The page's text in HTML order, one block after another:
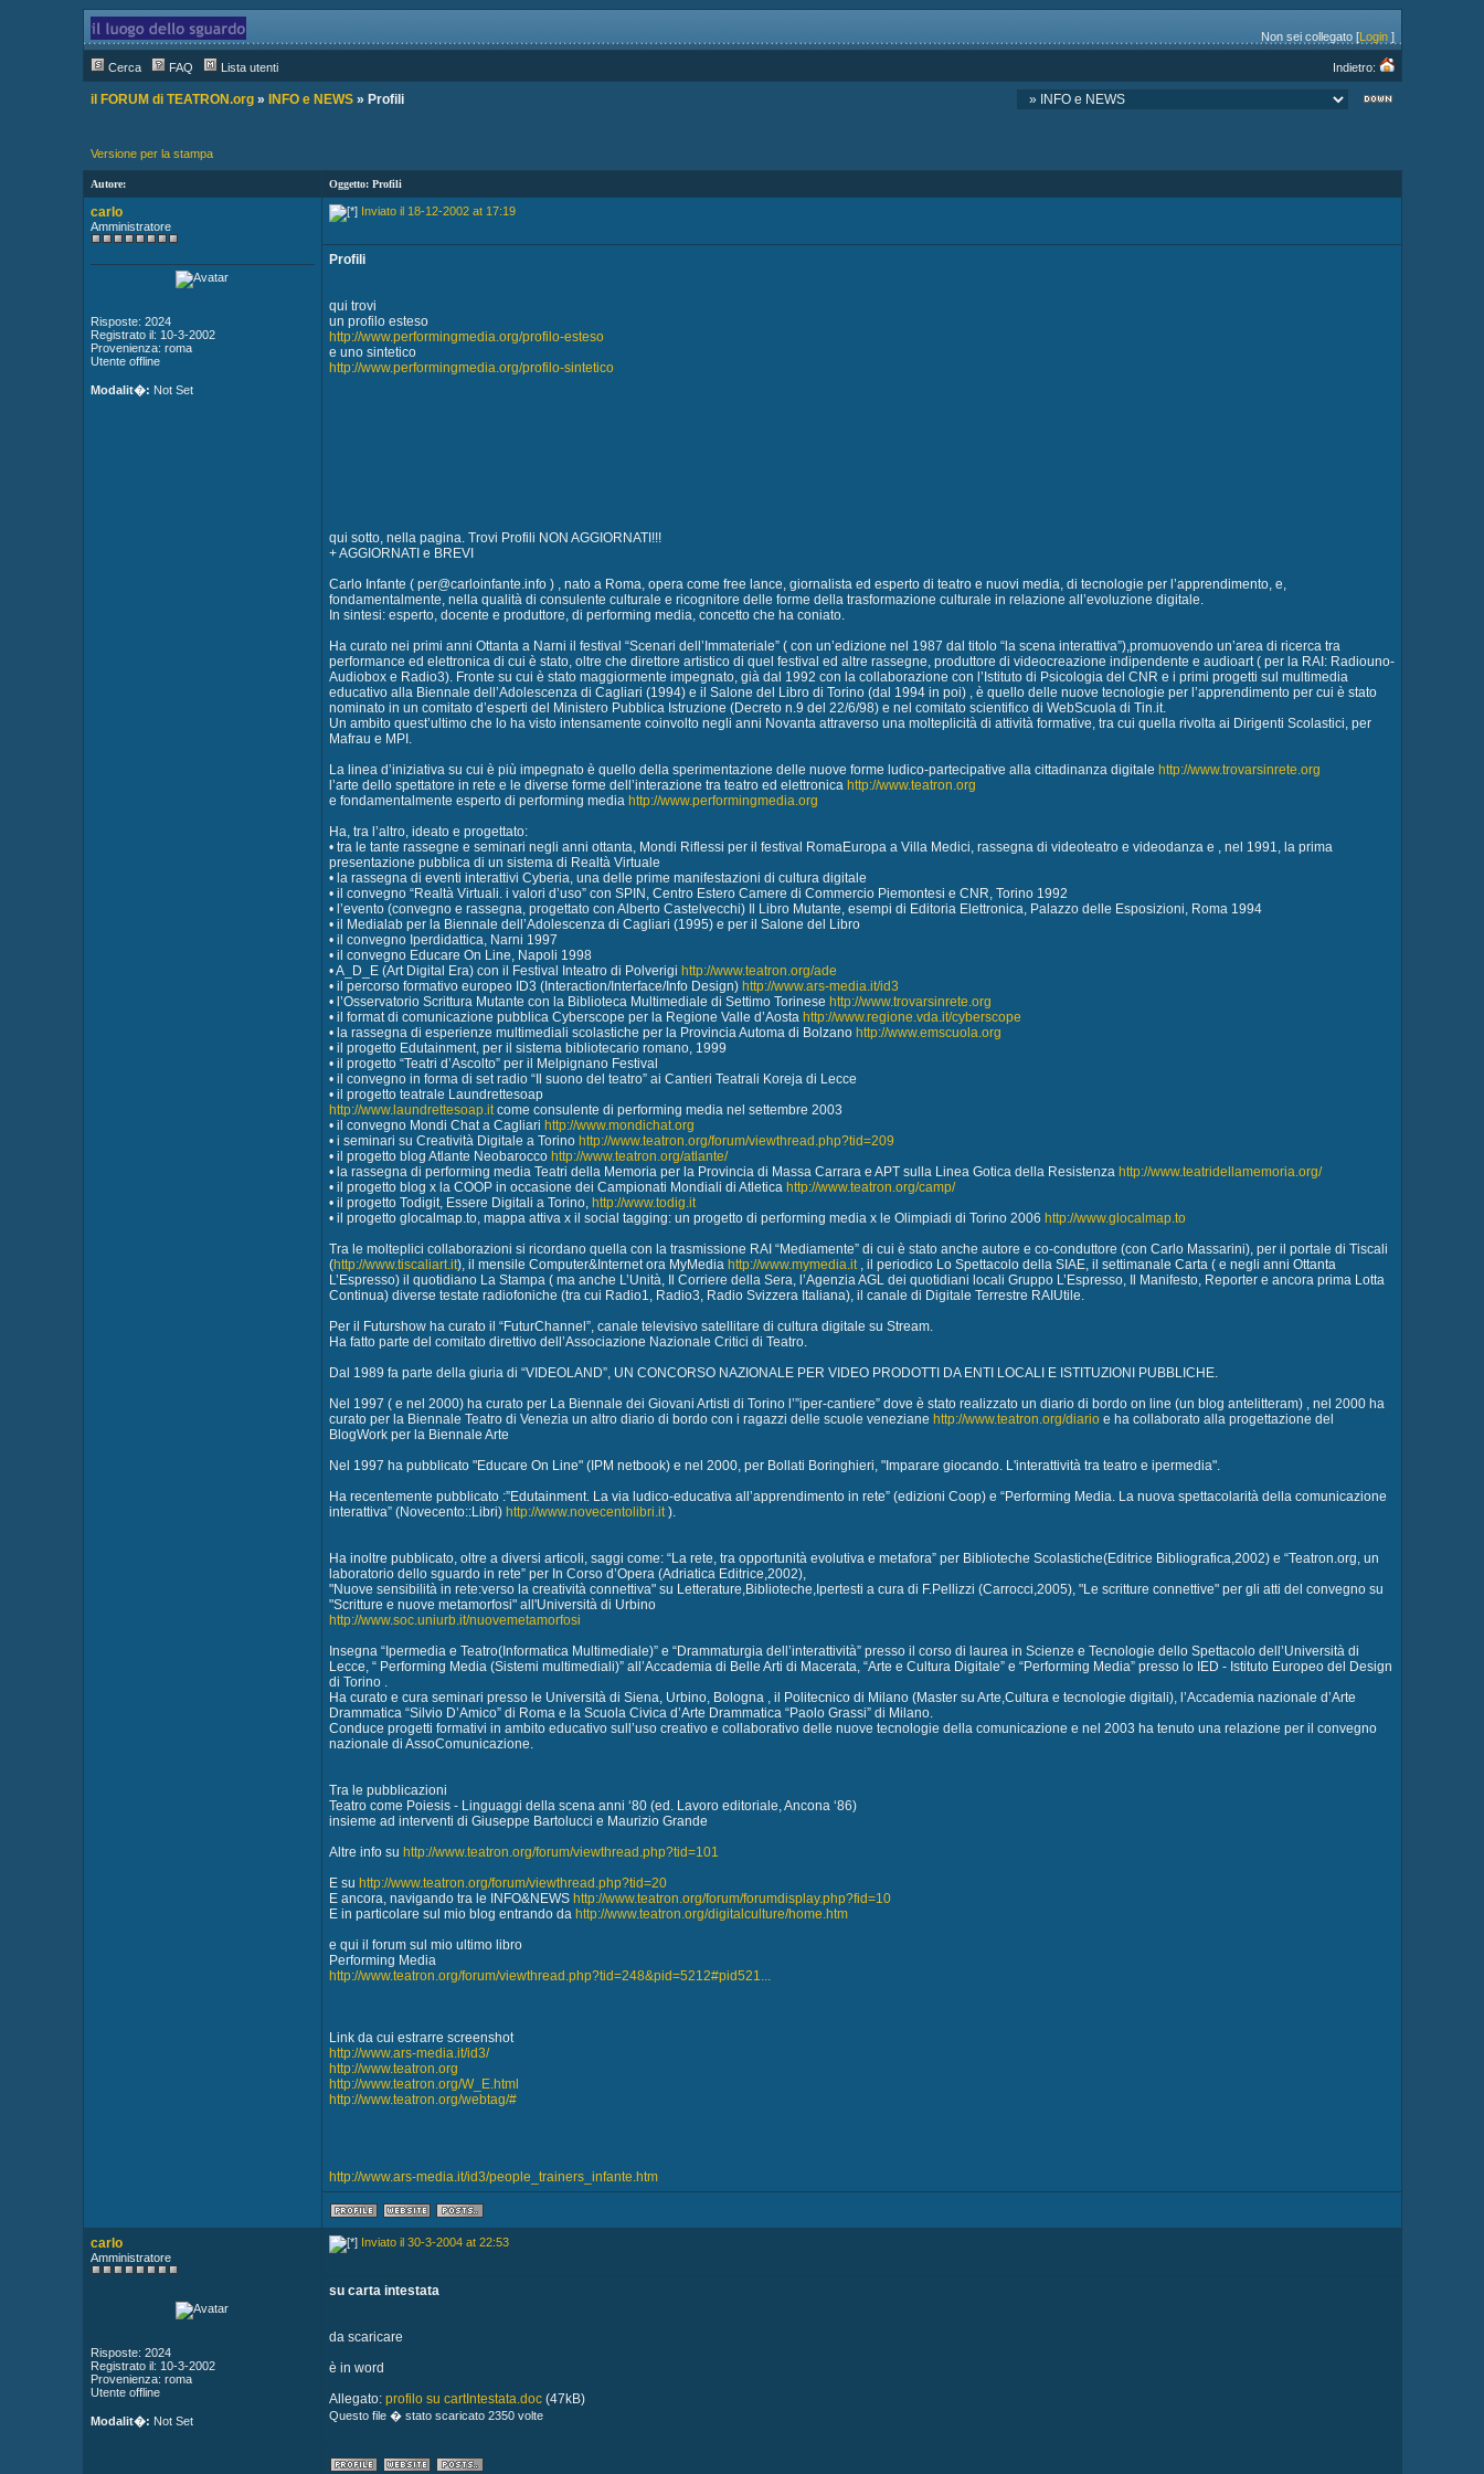
Non sei collegato [Login]
Cerca FAQ Lista utenti Indietro:
il FORUM di TEATRON.org» INFO e NEWS» Profili
Versione per la stampa
Autore: Oggetto: Profili
carlo
Amministratore
Risposte: 2024
Registrato il: 10-3-2002
Provenienza: roma
Utente offline
Modalit�: Not Set
Inviato il 18-12-2002 at 17:19
Profili
qui trovi
un profilo esteso
http://www.performingmedia.org/profilo-esteso
e uno sintetico
http://www.performingmedia.org/profilo-sintetico
qui sotto, nella pagina. Trovi Profili NON AGGIORNATI!!!
+ AGGIORNATI e BREVI
Carlo Infante ( per@carloinfante.info ) , nato a Roma, opera come free lance, giornalista ed esperto di teatro e nuovi media, di tecnologie per l’apprendimento, e,
fondamentalmente, nella qualità di consulente culturale e ricognitore delle forme della trasformazione culturale in relazione all’evoluzione digitale.
In sintesi: esperto, docente e produttore, di performing media, concetto che ha coniato.
Ha curato nei primi anni Ottanta a Narni il festival “Scenari dell’Immateriale” ( con un’edizione nel 1987 dal titolo “la scena interattiva”),promuovendo un’area di ricerca tra
performance ed elettronica di cui è stato, oltre che direttore artistico di quel festival ed altre rassegne, produttore di videocreazione indipendente e audioart ( per la RAI: Radiouno-
Audiobox e Radio3). Fronte su cui è stato maggiormente impegnato, già dal 1992 con la collaborazione con l’Istituto di Psicologia del CNR e i primi progetti sul multimedia
educativo alla Biennale dell’Adolescenza di Cagliari (1994) e il Salone del Libro di Torino (dal 1994 in poi) , è quello delle nuove tecnologie per l’apprendimento per cui è stato
nominato in un comitato d’esperti del Ministero Pubblica Istruzione (Decreto n.9 del 22/6/98) e nel comitato scientifico di WebScuola di Tin.it.
Un ambito quest’ultimo che lo ha visto intensamente coinvolto negli anni Novanta attraverso una molteplicità di attività formative, tra cui quella rivolta ai Dirigenti Scolastici, per
Mafrau e MPI.
La linea d’iniziativa su cui è più impegnato è quello della sperimentazione delle nuove forme ludico-partecipative alla cittadinanza digitale http://www.trovarsinrete.org
l’arte dello spettatore in rete e le diverse forme dell’interazione tra teatro ed elettronica http://www.teatron.org
e fondamentalmente esperto di performing media http://www.performingmedia.org
Ha, tra l’altro, ideato e progettato:
• tra le tante rassegne e seminari negli anni ottanta, Mondi Riflessi per il festival RomaEuropa a Villa Medici, rassegna di videoteatro e videodanza e , nel 1991, la prima
presentazione pubblica di un sistema di Realtà Virtuale
• la rassegna di eventi interattivi Cyberia, una delle prime manifestazioni di cultura digitale
• il convegno “Realtà Virtuali. i valori d’uso” con SPIN, Centro Estero Camere di Commercio Piemontesi e CNR, Torino 1992
• l’evento (convegno e rassegna, progettato con Alberto Castelvecchi) Il Libro Mutante, esempi di Editoria Elettronica, Palazzo delle Esposizioni, Roma 1994
• il Medialab per la Biennale dell’Adolescenza di Cagliari (1995) e per il Salone del Libro
• il convegno Iperdidattica, Narni 1997
• il convegno Educare On Line, Napoli 1998
• A_D_E (Art Digital Era) con il Festival Inteatro di Polverigi http://www.teatron.org/ade
• il percorso formativo europeo ID3 (Interaction/Interface/Info Design) http://www.ars-media.it/id3
• l’Osservatorio Scrittura Mutante con la Biblioteca Multimediale di Settimo Torinese http://www.trovarsinrete.org
• il format di comunicazione pubblica Cyberscope per la Regione Valle d’Aosta http://www.regione.vda.it/cyberscope
• la rassegna di esperienze multimediali scolastiche per la Provincia Automa di Bolzano http://www.emscuola.org
• il progetto Edutainment, per il sistema bibliotecario romano, 1999
• il progetto “Teatri d’Ascolto” per il Melpignano Festival
• il convegno in forma di set radio “Il suono del teatro” ai Cantieri Teatrali Koreja di Lecce
• il progetto teatrale Laundrettesoap
http://www.laundrettesoap.itcome consulente di performing media nel settembre 2003
• il convegno Mondi Chat a Cagliari http://www.mondichat.org
• i seminari su Creatività Digitale a Torino http://www.teatron.org/forum/viewthread.php?tid=209
• il progetto blog Atlante Neobarocco http://www.teatron.org/atlante/
• la rassegna di performing media Teatri della Memoria per la Provincia di Massa Carrara e APT sulla Linea Gotica della Resistenza http://www.teatridellamemoria.org/
• il progetto blog x la COOP in occasione dei Campionati Mondiali di Atletica http://www.teatron.org/camp/
• il progetto Todigit, Essere Digitali a Torino, http://www.todig.it
• il progetto glocalmap.to, mappa attiva x il social tagging: un progetto di performing media x le Olimpiadi di Torino 2006 http://www.glocalmap.to
Tra le molteplici collaborazioni si ricordano quella con la trasmissione RAI “Mediamente” di cui è stato anche autore e co-conduttore (con Carlo Massarini), per il portale di Tiscali
(http://www.tiscaliart.it), il mensile Computer&Internet ora MyMedia http://www.mymedia.it, il periodico Lo Spettacolo della SIAE, il settimanale Carta ( e negli anni Ottanta
L’Espresso) il quotidiano La Stampa ( ma anche L’Unità, Il Corriere della Sera, l’Agenzia AGL dei quotidiani locali Gruppo L’Espresso, Il Manifesto, Reporter e ancora prima Lotta
Continua) diverse testate radiofoniche (tra cui Radio1, Radio3, Radio Svizzera Italiana), il canale di Digitale Terrestre RAIUtile.
Per il Futurshow ha curato il “FuturChannel”, canale televisivo satellitare di cultura digitale su Stream.
Ha fatto parte del comitato direttivo dell’Associazione Nazionale Critici di Teatro.
Dal 1989 fa parte della giuria di “VIDEOLAND”, UN CONCORSO NAZIONALE PER VIDEO PRODOTTI DA ENTI LOCALI E ISTITUZIONI PUBBLICHE.
Nel 1997 ( e nel 2000) ha curato per La Biennale dei Giovani Artisti di Torino l’”iper-cantiere” dove è stato realizzato un diario di bordo on line (un blog antelitteram) , nel 2000 ha
curato per la Biennale Teatro di Venezia un altro diario di bordo con i ragazzi delle scuole veneziane http://www.teatron.org/diarioe ha collaborato alla progettazione del
BlogWork per la Biennale Arte
Nel 1997 ha pubblicato "Educare On Line" (IPM netbook) e nel 2000, per Bollati Boringhieri, "Imparare giocando. L'interattività tra teatro e ipermedia".
Ha recentemente pubblicato :”Edutainment. La via ludico-educativa all’apprendimento in rete” (edizioni Coop) e “Performing Media. La nuova spettacolarità della comunicazione
interattiva” (Novecento::Libri) http://www.novecentolibri.it).
Ha inoltre pubblicato, oltre a diversi articoli, saggi come: “La rete, tra opportunità evolutiva e metafora” per Biblioteche Scolastiche(Editrice Bibliografica,2002) e “Teatron.org, un
laboratorio dello sguardo in rete” per In Corso d’Opera (Adriatica Editrice,2002),
"Nuove sensibilità in rete:verso la creatività connettiva" su Letterature,Biblioteche,Ipertesti a cura di F.Pellizzi (Carrocci,2005), "Le scritture connettive" per gli atti del convegno su
"Scritture e nuove metamorfosi" all'Università di Urbino
http://www.soc.uniurb.it/nuovemetamorfosi
Insegna “Ipermedia e Teatro(Informatica Multimediale)” e “Drammaturgia dell’interattività” presso il corso di laurea in Scienze e Tecnologie dello Spettacolo dell’Università di
Lecce, “ Performing Media (Sistemi multimediali)” all’Accademia di Belle Arti di Macerata, “Arte e Cultura Digitale” e “Performing Media” presso lo IED - Istituto Europeo del Design
di Torino .
Ha curato e cura seminari presso le Università di Siena, Urbino, Bologna , il Politecnico di Milano (Master su Arte,Cultura e tecnologie digitali), l’Accademia nazionale d’Arte
Drammatica “Silvio D’Amico” di Roma e la Scuola Civica d’Arte Drammatica “Paolo Grassi” di Milano.
Conduce progetti formativi in ambito educativo sull’uso creativo e collaborativo delle nuove tecnologie della comunicazione e nel 2003 ha tenuto una relazione per il convegno
nazionale di AssoComunicazione.
Tra le pubblicazioni
Teatro come Poiesis - Linguaggi della scena anni ‘80 (ed. Lavoro editoriale, Ancona ‘86)
insieme ad interventi di Giuseppe Bartolucci e Maurizio Grande
Altre info su http://www.teatron.org/forum/viewthread.php?tid=101
E su http://www.teatron.org/forum/viewthread.php?tid=20
E ancora, navigando tra le INFO&NEWS http://www.teatron.org/forum/forumdisplay.php?fid=10
E in particolare sul mio blog entrando da http://www.teatron.org/digitalculture/home.htm
e qui il forum sul mio ultimo libro
Performing Media
http://www.teatron.org/forum/viewthread.php?tid=248&pid=5212#pid521...
Link da cui estrarre screenshot
http://www.ars-media.it/id3/
http://www.teatron.org
http://www.teatron.org/W_E.html
http://www.teatron.org/webtag/#
http://www.ars-media.it/id3/people_trainers_infante.htm
carlo
Amministratore
Risposte: 2024
Registrato il: 10-3-2002
Provenienza: roma
Utente offline
Modalit�: Not Set
Inviato il 30-3-2004 at 22:53
su carta intestata
da scaricare
è in word
Allegato: profilo su cartIntestata.doc(47kB)
Questo file � stato scaricato 2350 volte